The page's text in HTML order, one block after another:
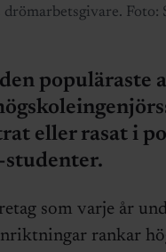
Foto:
populäraste
eller rasat i
studenter.
som varje år
rankar